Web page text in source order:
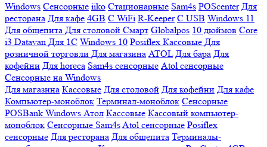
Windows Сенсорные iiko Стационарные Sam4s POScenter Для
ресторана Для кафе 4GB С WiFi R-Keeper С USB Windows 11
Для общепита Для столовой Смарт Globalpos 10 дюймов Core
i3 Datavan Для 1С Windows 10 Posiflex Кассовые Для
розничной торговли Для магазина ATOL Для бара Для
кофейни Для horeca Sam4s сенсорные Atol сенсорные
Сенсорные на Windows
Для магазина Кассовые Для столовой Для кофейни Для кафе
Компьютер-моноблок Терминал-моноблок Сенсорные
POSBank Windows Атол Кассовые Кассовый компьютер-
моноблок Сенсорные Sam4sAtol сенсорные Posiflex
сенсорные Для ресторана Для общепита Терминалы-